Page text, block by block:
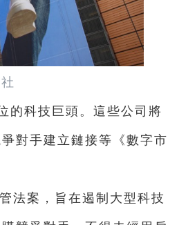
的科技巨頭。這些公司將
對手建立鏈接等《數字市
法案，旨在遏制大型科技